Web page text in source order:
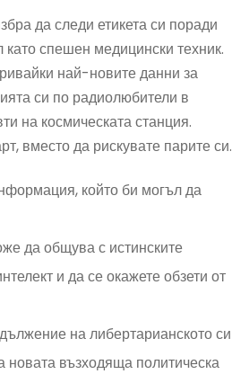
да следи етикета си поради
като спешен медицински техник.
най-новите данни за
си по радиолюбители в
на космическата станция.
вместо да рискувате парите си.
който би могъл да
да общува с истинските
и да се окажете обзети от
на либертарианското си
новата възходяща политическа